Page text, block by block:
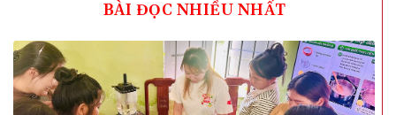
BÀI ĐỌC NHIỀU NHẤT